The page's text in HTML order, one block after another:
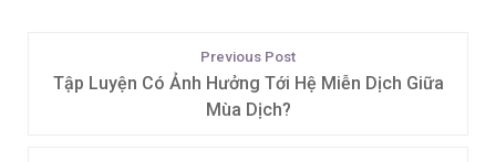
Previous Post
Tập Luyện Có Ảnh Hưởng Tới Hệ Miễn Dịch Giữa
Mùa Dịch?